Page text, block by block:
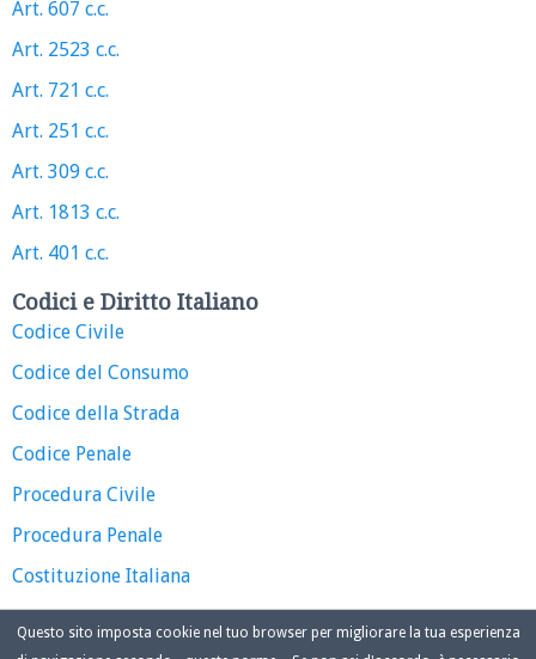
Art. 607 c.c.
Art. 2523 c.c.
Art. 721 c.c.
Art. 251 c.c.
Art. 309 c.c.
Art. 1813 c.c.
Art. 401 c.c.
Codici e Diritto Italiano
Codice Civile
Codice del Consumo
Codice della Strada
Codice Penale
Procedura Civile
Procedura Penale
Costituzione Italiana
Questo sito imposta cookie nel tuo browser per migliorare la tua esperienza